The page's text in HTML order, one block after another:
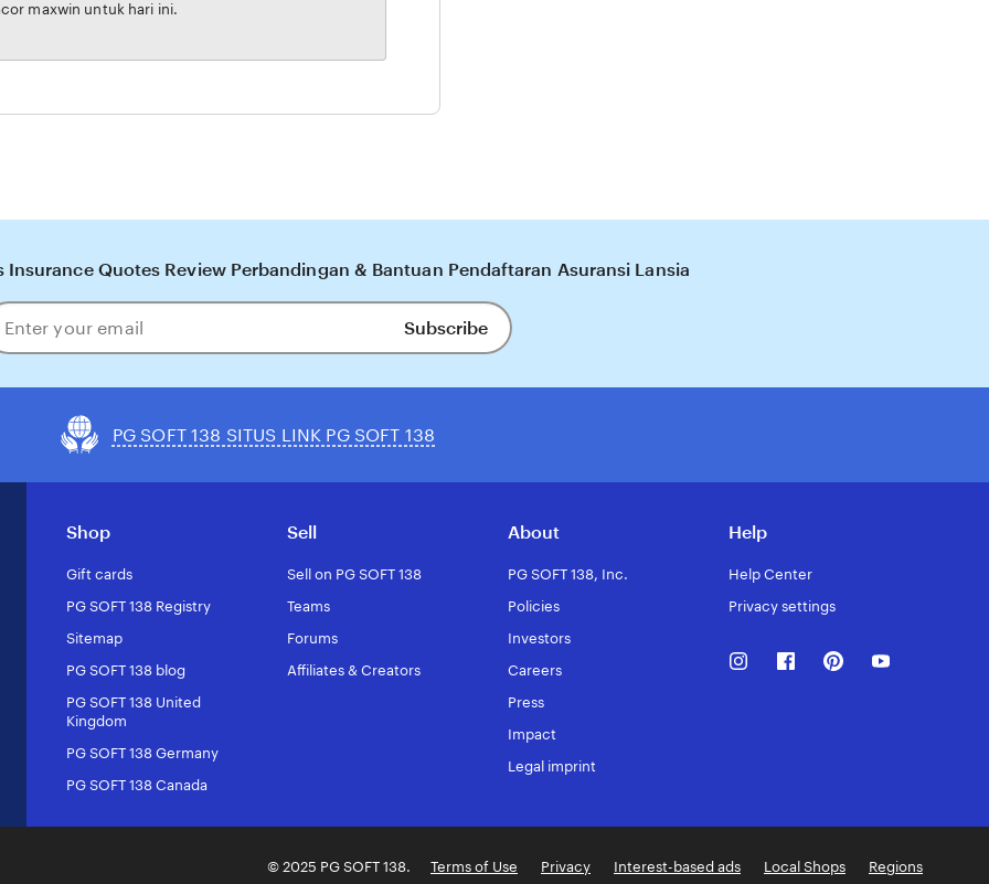
maxwin untuk hari ini.
Insurance Quotes Review Perbandingan & Bantuan Pendaftaran Asuransi Lansia
Subscribe
PG SOFT 138 SITUS LINK PG SOFT 138
Shop
Gift cards
PG SOFT 138 Registry
Sitemap
PG SOFT 138 blog
PG SOFT 138 United
Kingdom
PG SOFT 138 Germany
PG SOFT 138 Canada
Sell
Sell on PG SOFT 138
Teams
Forums
Affiliates & Creators
About
PG SOFT 138, Inc.
Policies
Investors
Careers
Press
Impact
Legal imprint
Help
Help Center
Privacy settings
InstagramFacebookPinterest
© 2025 PG SOFT 138. Terms of Use Privacy Interest-based ads Local Shops Regions